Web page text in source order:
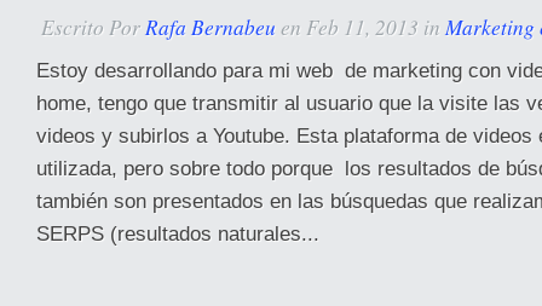
Escrito PorRafa Bernabeu en Feb 11, 2013 in Marketing
Estoy desarrollando para mi web de marketing con
home, tengo que transmitir al usuario que la visite las
videos y subirlos a Youtube. Esta plataforma de videos
utilizada, pero sobre todo porque los resultados de
también son presentados en las búsquedas que
SERPS (resultados naturales...